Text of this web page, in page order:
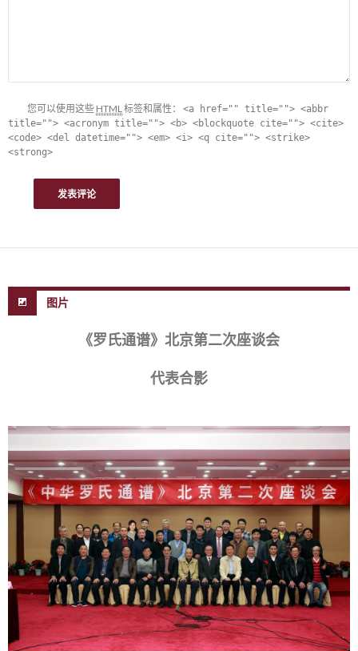
您可以使用这些 HTML标签和属性： <a href="" title=""> <abbr
title=""> <acronym title=""> <b> <blockquote cite=""> <cite>
<code> <del datetime=""> <em> <i> <q cite=""> <strike>
<strong>
图片
《罗氏通谱》北京第二次座谈会
代表合影